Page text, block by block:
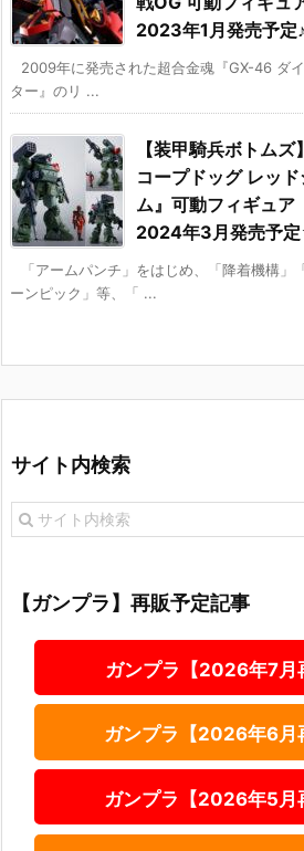
2023年1月発売予定♪
2009年に発売された超合金魂『GX-46 ダ
ター』のリ ...
【装甲騎兵ボトム
コープドッグ レッ
ム』可動フィギュア
2024年3月発売予
「アームパンチ」をはじめ、「降着機構」
ーンピック」等、「 ...
サイト内検索
【ガンプラ】再販予定記事
ガンプラ【2026年7月
ガンプラ【2026年6月
ガンプラ【2026年5月